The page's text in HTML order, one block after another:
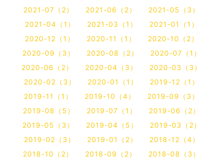
2021-07（2）
2021-06（2）
2021-05（3）
2021-04（1）
2021-03（1）
2021-01（1）
2020-12（1）
2020-11（1）
2020-10（2）
2020-09（3）
2020-08（2）
2020-07（1）
2020-06（2）
2020-04（3）
2020-03（3）
2020-02（3）
2020-01（1）
2019-12（1）
2019-11（1）
2019-10（4）
2019-09（3）
2019-08（5）
2019-07（1）
2019-06（2）
2019-05（3）
2019-04（5）
2019-03（2）
2019-02（3）
2019-01（2）
2018-12（4）
2018-10（2）
2018-09（2）
2018-08（3）